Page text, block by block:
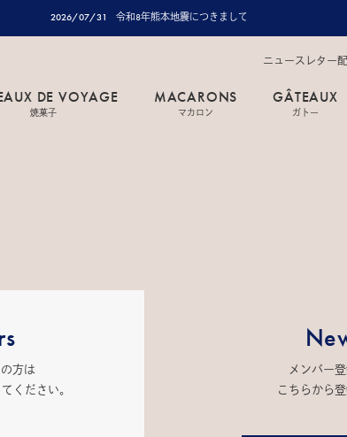
2026/07/31 令和8年熊本地震につきまして
ニュースレター
DE VOYAGE
焼菓子
MACARONS
マカロン
GÂTEAUX
ガトー
方は
ください。
メンバー
こちらから